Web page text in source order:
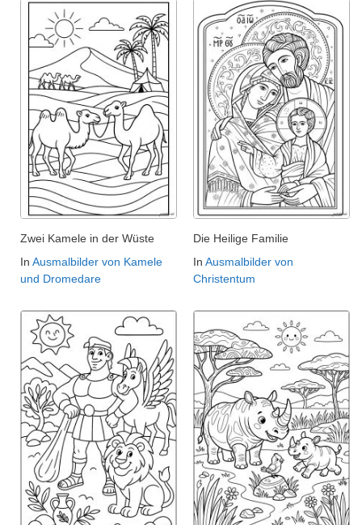
Zwei Kamele in der Wüste
In Ausmalbilder von Kamele
und Dromedare
Die Heilige Familie
In Ausmalbilder von
Christentum